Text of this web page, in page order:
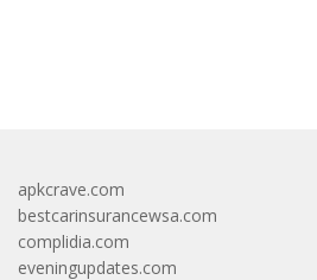
apkcrave.com
bestcarinsurancewsa.com
complidia.com
eveningupdates.com